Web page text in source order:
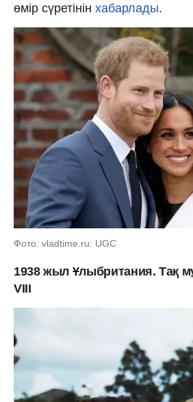
өмір сүретінін хабарлады.
Фото: vladtime.ru: UGC
1938 жыл Ұлыбритания. Тақ
VIII